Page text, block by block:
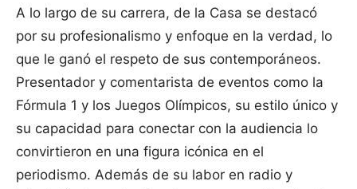
A lo largo de su carrera, de la Casa se destacó
por su profesionalismo y enfoque en la verdad, lo
que le ganó el respeto de sus contemporáneos.
Presentador y comentarista de eventos como la
Fórmula 1 y los Juegos Olímpicos, su estilo único y
su capacidad para conectar con la audiencia lo
convirtieron en una figura icónica en el
periodismo. Además de su labor en radio y